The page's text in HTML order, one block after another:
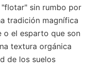
sin rumbo por
tradición magnífica
o el esparto que son
textura orgánica
de los suelos